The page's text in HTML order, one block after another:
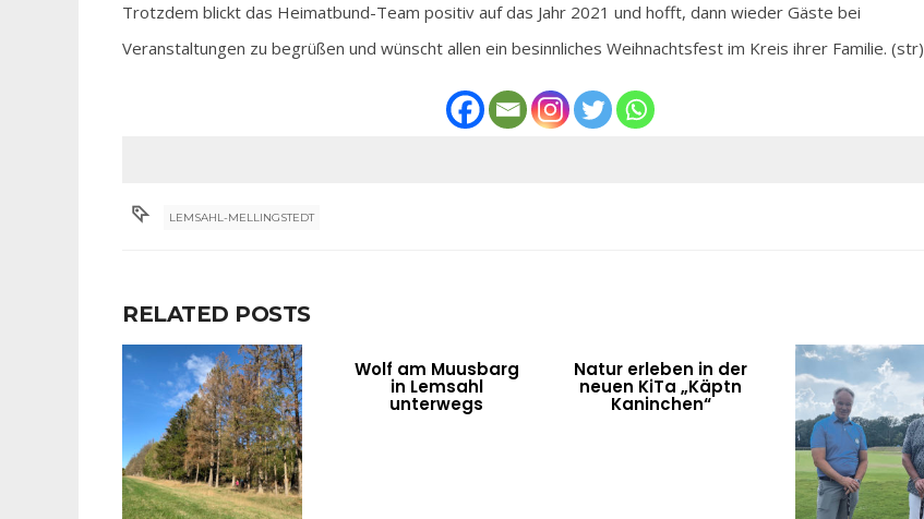
Trotzdem blickt das Heimatbund-Team positiv auf das Jahr 2021 und hofft, dann wieder Gäste bei
Veranstaltungen zu begrüßen und wünscht allen ein besinnliches Weihnachtsfest im Kreis ihrer Familie. (str)
LEMSAHL-MELLINGSTEDT
RELATED POSTS
Wolf am Muusbarg
in Lemsahl
unterwegs
Natur erleben in der
neuen KiTa „Käptn
Kaninchen“